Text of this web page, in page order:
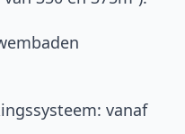
vanaf